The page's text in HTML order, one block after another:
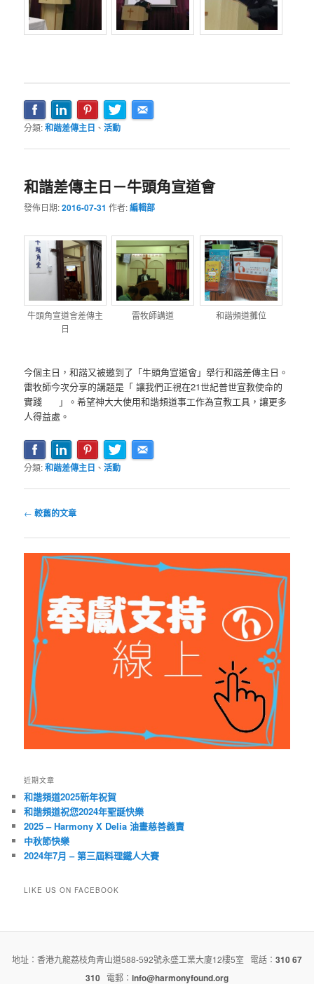
分類:和諧差傳主日 、活動
和諧差傳主日－牛頭角宣道會
發佈日期:2016-07-31 作者:編輯部
牛頭角宣道會差傳主
日
雷牧師講道 和諧頻道攤位
今個主日，和諧又被邀到了「牛頭角宣道會」舉行和諧差傳主日。
雷牧師今次分享的講題是「 讓我們正視在21世紀普世宣教使命的
實踐 」。希望神大大使用和諧頻道事工作為宣教工具，讓更多
人得益處。
分類:和諧差傳主日 、活動
文
導
覽
← 較舊的文章
近期文章
和諧頻道2025新年祝賀
和諧頻道祝您2024年聖誕快樂
2025 – Harmony X Delia 油畫慈善義賣
中秋節快樂
2024年7月 – 第三屆料理鐵人大賽
LIKE US ON FACEBOOK
地址：香港九龍荔枝角青山道588-592號永盛工業大廈12樓5室 電話： 310 67
310 電郵： info@harmonyfound.org